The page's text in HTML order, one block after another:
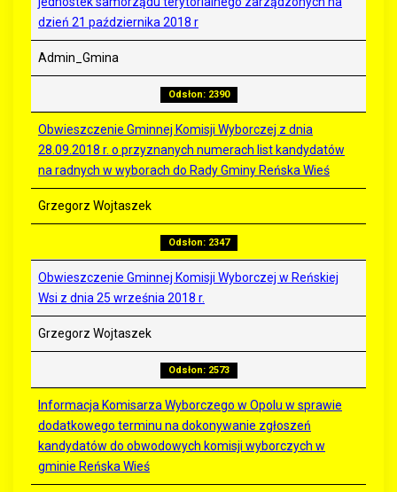
dzień 21 października 2018 r
Admin_Gmina
Odsłon: 2390
Obwieszczenie Gminnej Komisji Wyborczej z dnia
28.09.2018 r. o przyznanych numerach list kandydatów
na radnych w wyborach do Rady Gminy Reńska Wieś
Grzegorz Wojtaszek
Odsłon: 2347
Obwieszczenie Gminnej Komisji Wyborczej w Reńskiej
Wsi z dnia 25 września 2018 r.
Grzegorz Wojtaszek
Odsłon: 2573
Informacja Komisarza Wyborczego w Opolu w sprawie
dodatkowego terminu na dokonywanie zgłoszeń
kandydatów do obwodowych komisji wyborczych w
gminie Reńska Wieś